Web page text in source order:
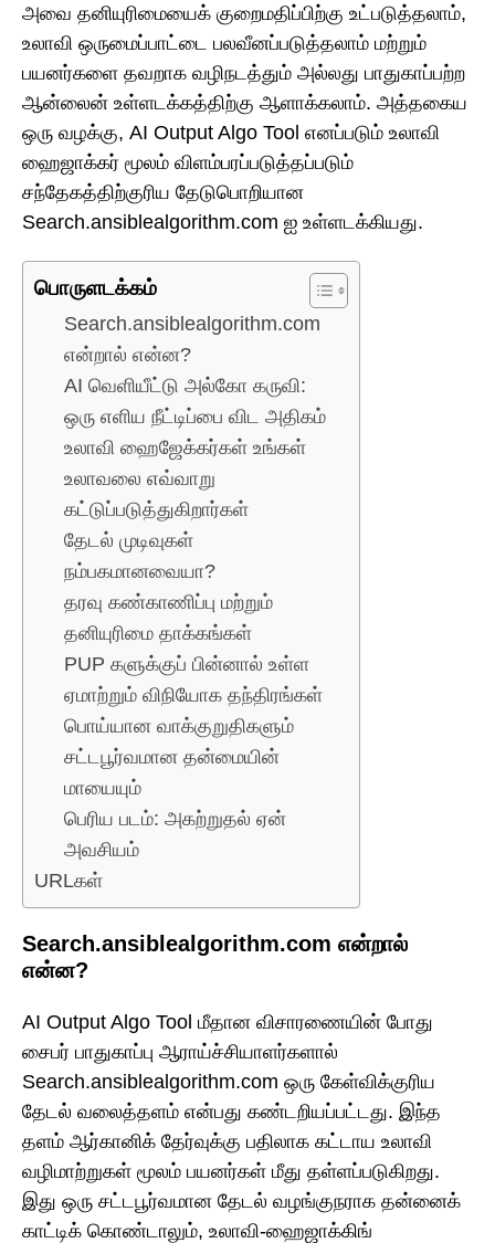
அவை தனியுரிமையைக் குறைமதிப்பிற்கு உட்படுத்தலாம்,
உலாவி ஒருமைப்பாட்டை பலவீனப்படுத்தலாம் மற்றும்
பயனர்களை தவறாக வழிநடத்தும் அல்லது பாதுகாப்பற்ற
ஆன்லைன் உள்ளடக்கத்திற்கு ஆளாக்கலாம். அத்தகைய
ஒரு வழக்கு, AI Output Algo Tool எனப்படும் உலாவி
ஹைஜாக்கர் மூலம் விளம்பரப்படுத்தப்படும்
சந்தேகத்திற்குரிய தேடுபொறியான
Search.ansiblealgorithm.com ஐ உள்ளடக்கியது.
பொருளடக்கம்
Search.ansiblealgorithm.com
என்றால் என்ன?
AI வெளியீட்டு அல்கோ கருவி:
ஒரு எளிய நீட்டிப்பை விட அதிகம்
உலாவி ஹைஜேக்கர்கள் உங்கள்
உலாவலை எவ்வாறு
கட்டுப்படுத்துகிறார்கள்
தேடல் முடிவுகள்
நம்பகமானவையா?
தரவு கண்காணிப்பு மற்றும்
தனியுரிமை தாக்கங்கள்
PUP களுக்குப் பின்னால் உள்ள
ஏமாற்றும் விநியோக தந்திரங்கள்
பொய்யான வாக்குறுதிகளும்
சட்டபூர்வமான தன்மையின்
மாயையும்
பெரிய படம்: அகற்றுதல் ஏன்
அவசியம்
URLகள்
Search.ansiblealgorithm.com என்றால்
என்ன?
AI Output Algo Tool மீதான விசாரணையின் போது
சைபர் பாதுகாப்பு ஆராய்ச்சியாளர்களால்
Search.ansiblealgorithm.com ஒரு கேள்விக்குரிய
தேடல் வலைத்தளம் என்பது கண்டறியப்பட்டது. இந்த
தளம் ஆர்கானிக் தேர்வுக்கு பதிலாக கட்டாய உலாவி
வழிமாற்றுகள் மூலம் பயனர்கள் மீது தள்ளப்படுகிறது.
இது ஒரு சட்டபூர்வமான தேடல் வழங்குநராக தன்னைக்
காட்டிக் கொண்டாலும், உலாவி-ஹைஜாக்கிங்